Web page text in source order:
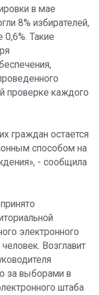
в мае
8% избирателей,
0,6%. Такие
проверке каждого
граждан остается
способом на
- сообщила
электронного
Возглавит
за выборами в
штаба